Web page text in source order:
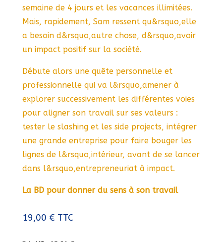
semaine de 4 jours et les vacances illimitées.
Mais, rapidement, Sam ressent qu&rsquo,elle
a besoin d&rsquo,autre chose, d&rsquo,avoir
un impact positif sur la société.
Débute alors une quête personnelle et
professionnelle qui va l&rsquo,amener à
explorer successivement les différentes voies
pour aligner son travail sur ses valeurs :
tester le slashing et les side projects, intégrer
une grande entreprise pour faire bouger les
lignes de l&rsquo,intérieur, avant de se lancer
dans l&rsquo,entrepreneuriat à impact.
La BD pour donner du sens à son travail
19,00 € TTC